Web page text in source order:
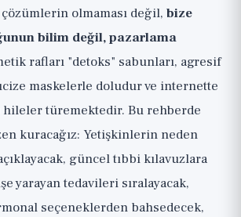
Eylem Listesi
olmaması değil, bize
bilim değil, pazarlama
rafları "detoks" sabunları, agresif
maskelerle doludur ve internette
hileler türemektedir. Bu rehberde
kuracağız: Yetişkinlerin neden
güncel tıbbi kılavuzlara
yarayan tedavileri sıralayacak,
seçeneklerden bahsedecek,